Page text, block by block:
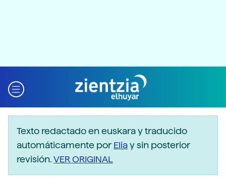
Texto redactado en euskara y traducido
automáticamente porEliay sin posterior
revisión.VER ORIGINAL